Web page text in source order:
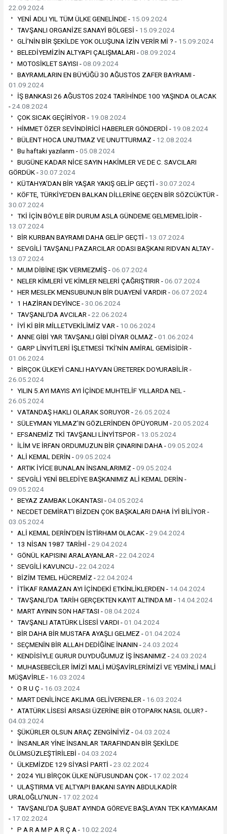
22.09.2024
YENİ ADLI YIL TÜM ÜLKE GENELİNDE - 15.09.2024
TAVŞANLI ORGANİZE SANAYİ BÖLGESİ - 15.09.2024
GLİ’NİN BİR ŞEKİLDE YOK OLUŞUNA İZİN VERİR Mİ ? - 15.09.2024
BELEDİYEMİZİN ALTYAPI ÇALIŞMALARI -08.09.2024
MOTOSİKLET SAYISI -08.09.2024
BAYRAMLARIN EN BÜYÜĞÜ 30 AĞUSTOS ZAFER BAYRAMI -
01.09.2024
İŞ BANKASI 26 AĞUSTOS 2024 TARİHİNDE 100 YAŞINDA OLACAK
-24.08.2024
ÇOK SICAK GEÇİRİYOR - 19.08.2024
HİMMET ÖZER SEVİNDİRİCİ HABERLER GÖNDERDİ - 19.08.2024
BÜLENT HOCA UNUTMAZ VE UNUTTURMAZ - 12.08.2024
Bu haftaki yazılarım -05.08.2024
BUGÜNE KADAR NİCE SAYIN HAKİMLER VE DE C. SAVCILARI
GÖRDÜK -30.07.2024
KÜTAHYA’DAN BİR YAŞAR YAKIŞ GELİP GEÇTİ -30.07.2024
KÖFTE, TÜRKİYE’DEN BALKAN DİLLERİNE GEÇEN BİR SÖZCÜKTÜR -
30.07.2024
TKİ İÇİN BÖYLE BİR DURUM ASLA GÜNDEME GELMEMELİDİR -
13.07.2024
BİR KURBAN BAYRAMI DAHA GELİP GEÇTİ - 13.07.2024
SEVGİLİ TAVŞANLI PAZARCILAR ODASI BAŞKANI RIDVAN ALTAY -
13.07.2024
MUM DİBİNE IŞIK VERMEZMİŞ -06.07.2024
NELER KİMLERİ VE KİMLER NELERİ ÇAĞRIŞTIRIR -06.07.2024
HER MESLEK MENSUBUNUN BİR DUAYENİ VARDIR -06.07.2024
1 HAZİRAN DEYİNCE -30.06.2024
TAVŞANLI’DA AVCILAR -22.06.2024
İYİ Kİ BİR MİLLETVEKİLİMİZ VAR - 10.06.2024
ANNE GİBİ YAR TAVŞANLI GİBİ DİYAR OLMAZ -01.06.2024
GARP LİNYİTLERİ İŞLETMESİ TKİ’NİN AMİRAL GEMİSİDİR -
01.06.2024
BİRÇOK ÜLKEYİ CANLI HAYVAN ÜRETEREK DOYURABİLİR -
26.05.2024
YILIN 5.AYI MAYIS AYI İÇİNDE MUHTELİF YILLARDA NEL -
26.05.2024
VATANDAŞ HAKLI OLARAK SORUYOR -26.05.2024
SÜLEYMAN YILMAZ’IN GÖZLERİNDEN ÖPÜYORUM -20.05.2024
EFSANEMİZ TKİ TAVŞANLI LİNYİTSPOR - 13.05.2024
İLİM VE İRFAN ORDUMUZUN BİR ÇINARINI DAHA -09.05.2024
ALİ KEMAL DERİN -09.05.2024
ARTIK İYİCE BUNALAN İNSANLARIMIZ -09.05.2024
SEVGİLİ YENİ BELEDİYE BAŞKANIMIZ ALİ KEMAL DERİN -
09.05.2024
BEYAZ ZAMBAK LOKANTASI -04.05.2024
NECDET DEMİRAT’I BİZDEN ÇOK BAŞKALARI DAHA İYİ BİLİYOR -
03.05.2024
ALİ KEMAL DERİN’DEN İSTİRHAM OLACAK -29.04.2024
13 NİSAN 1987 TARİHİ -29.04.2024
GÖNÜL KAPISINI ARALAYANLAR -22.04.2024
SEVGİLİ KAVUNCU -22.04.2024
BİZİM TEMEL HÜCREMİZ -22.04.2024
İTİKAF RAMAZAN AYI İÇİNDEKİ ETKİNLİKLERDEN - 14.04.2024
TAVŞANLI’DA TARİH GERÇEKTEN KAYIT ALTINDA MI - 14.04.2024
MART AYININ SON HAFTASI -08.04.2024
TAVŞANLI ATATÜRK LİSESİ VARDI -01.04.2024
BİR DAHA BİR MUSTAFA AYAŞLI GELMEZ -01.04.2024
SEÇMENİN BİR ALLAH DEDİĞİNE İNANIN -24.03.2024
KENDİSİYLE GURUR DUYDUĞUMUZ İŞ İNSANIMIZ -24.03.2024
MUHASEBECİLER İMİZİ MALİ MÜŞAVİRLERİMİZİ VE YEMİNLİ MALİ
MÜŞAVİRLE - 16.03.2024
O R U Ç - 16.03.2024
MART DENİLİNCE AKLIMA GELİVERENLER - 16.03.2024
ATATÜRK LİSESİ ARSASI ÜZERİNE BİR OTOPARK NASIL OLUR? -
04.03.2024
ŞÜKÜRLER OLSUN ARAÇ ZENGİNİYİZ -04.03.2024
İNSANLAR YİNE İNSANLAR TARAFINDAN BİR ŞEKİLDE
ÖLÜMSÜZLEŞTİRİLEBİ -04.03.2024
ÜLKEMİZDE 129 SİYASİ PARTİ -23.02.2024
2024 YILI BİRÇOK ÜLKE NÜFUSUNDAN ÇOK - 17.02.2024
ULAŞTIRMA VE ALTYAPI BAKANI SAYIN ABDULKADİR
URALOĞLU’NUN - 17.02.2024
TAVŞANLI’DA ŞUBAT AYINDA GÖREVE BAŞLAYAN TEK KAYMAKAM
- 17.02.2024
P A R A M P A R Ç A - 10.02.2024